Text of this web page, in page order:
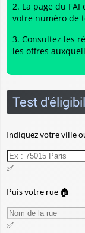
La page du
votre numéro de
Consultez les
les offres
Test
Indiquez votre ville
✅
Puis votre rue 🏠
✅